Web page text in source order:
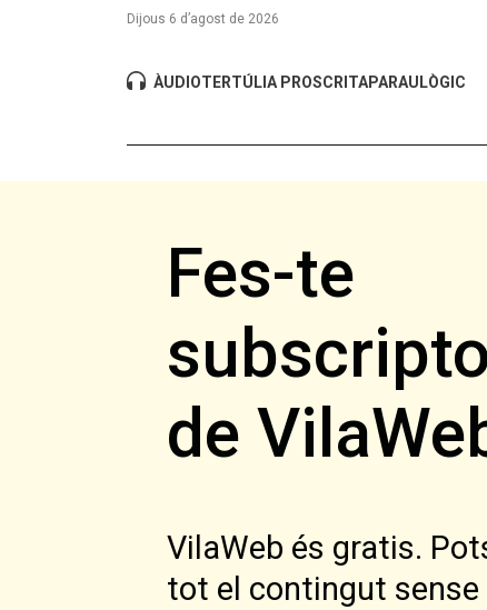
Dijous 6 d’agost de 2026
ÀUDIOTERTÚLIA PROSCRITAPARAULÒGIC
Fes-te
de
VilaWeb és gratis.
tot el contingut sense